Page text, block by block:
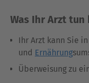
Was Ihr Arzt tun
Ihr Arzt kann Sie
und Ernährung
Überweisung zu